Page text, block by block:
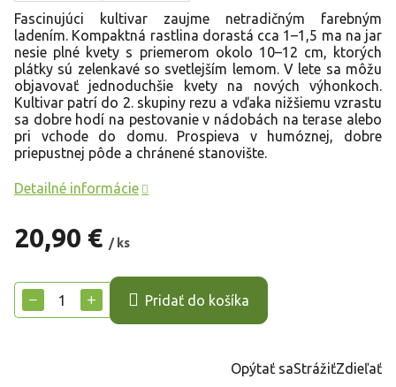
20,90 € / ks
cena:
+
− Pridať do košíka
Fascinujúci kultivar zaujme netradičným farebným
ladením. Kompaktná rastlina dorastá cca 1–1,5 ma na jar
nesie plné kvety s priemerom okolo 10–12 cm, ktorých
plátky sú zelenkavé so svetlejším lemom. V lete sa môžu
objavovať jednoduchšie kvety na nových výhonkoch.
Kultivar patrí do 2. skupiny rezu a vďaka nižšiemu vzrastu
sa dobre hodí na pestovanie v nádobách na terase alebo
pri vchode do domu. Prospieva v humóznej, dobre
priepustnej pôde a chránené stanovište.
Detailné informácie
Opýtať saStrážiťZdieľať